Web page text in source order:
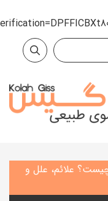
چیست؟ علائم، علل و